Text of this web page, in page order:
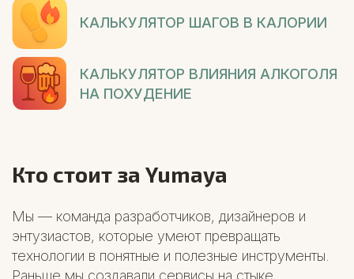
КАЛЬКУЛЯТОР ШАГОВ В КАЛОРИИ
КАЛЬКУЛЯТОР ВЛИЯНИЯ АЛКОГОЛЯ
НА ПОХУДЕНИЕ
Кто стоит за Yumaya
Мы — команда разработчиков, дизайнеров и
энтузиастов, которые умеют превращать
технологии в понятные и полезные инструменты.
Раньше мы создавали сервисы на стыке